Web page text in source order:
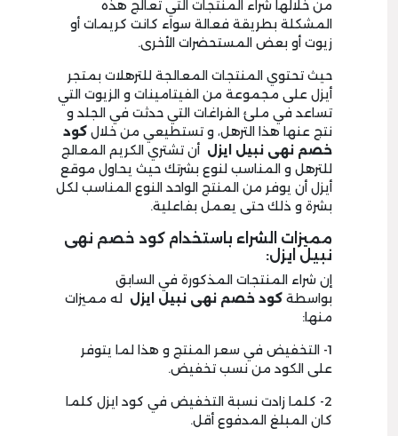
من خلالها شراء المنتجات التي تعالج هذه
المشكلة بطريقة فعالة سواء كانت كريمات أو
زيوت أو بعض المستحضرات الأخرى.
حيث تحتوي المنتجات المعالجة للترهلات بمتجر
أيزل على مجموعة من الفيتامينات و الزيوت التي
تساعد في ملئ الفراغات التي حدثت في الجلد و
نتج عنها هذا الترهل، و تستطيعي من خلال كود
خصم نهى نبيل ايزل أن تشتري الكريم المعالج
للترهل و المناسب لنوع بشرتك حيث يحاول موقع
أيزل أن يوفر من المنتج الواحد النوع المناسب لكل
بشرة و ذلك حتى يعمل بفاعلية.
مميزات الشراء باستخدام كود خصم نهى
نبيل ايزل:
إن شراء المنتجات المذكورة في السابق
بواسطة كود خصم نهى نبيل ايزل له مميزات
منها:
1- التخفيض في سعر المنتج و هذا لما يتوفر
على الكود من نسب تخفيض.
2- كلما زادت نسبة التخفيض في كود ايزل كلما
كان المبلغ المدفوع أقل.